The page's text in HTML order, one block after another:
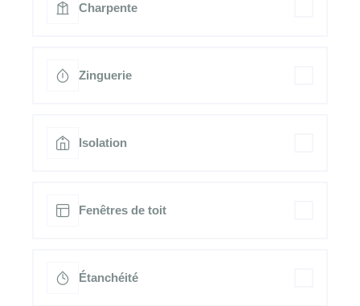
Charpente
Zinguerie
Isolation
Fenêtres de toit
Étanchéité